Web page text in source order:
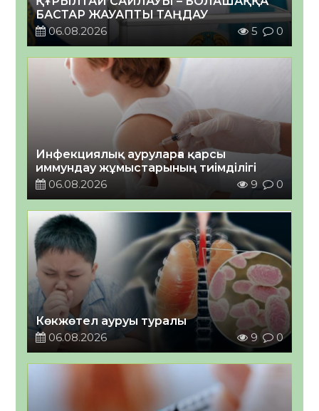
БАСТАР ЖАУАПТЫ ТАҢДАУ
06.08.2026
5 0
Инфекциялық ауруларға қарсы
иммундау жұмыстарының тиімділігі
06.08.2026
9 0
Көкжөтел ауруы туралы
06.08.2026
9 0